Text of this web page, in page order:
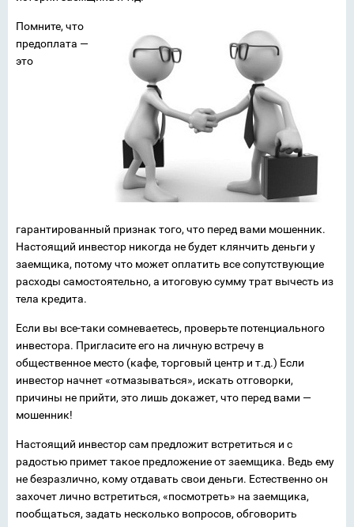
Помните, что
предоплата —
это
гарантированный признак того, что перед вами мошенник.
Настоящий инвестор никогда не будет клянчить деньги у
заемщика, потому что может оплатить все сопутствующие
расходы самостоятельно, а итоговую сумму трат вычесть из
тела кредита.
Если вы все-таки сомневаетесь, проверьте потенциального
инвестора. Пригласите его на личную встречу в
общественное место (кафе, торговый центр и т.д.) Если
инвестор начнет «отмазываться», искать отговорки,
причины не прийти, это лишь докажет, что перед вами —
мошенник!
Настоящий инвестор сам предложит встретиться и с
радостью примет такое предложение от заемщика. Ведь ему
не безразлично, кому отдавать свои деньги. Естественно он
захочет лично встретиться, «посмотреть» на заемщика,
пообщаться, задать несколько вопросов, обговорить